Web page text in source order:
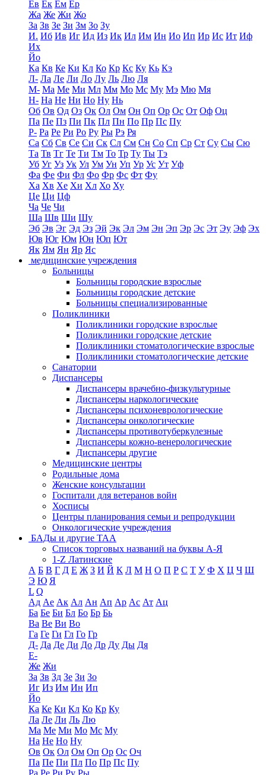
Ев Ек Ем Ер
Жа Же Жи Жо
За Зв Зе Зи Зм Зо Зу
И. Иб Ив Иг Ид Из Ик Ил Им Ин Ио Ип Ир Ис Ит Иф
Их
Йо
Ка Кв Ке Ки Кл Ко Кр Кс Ку Кь Кэ
Л- Ла Ле Ли Ло Лу Ль Лю Ля
М- Ма Ме Ми Мл Мм Мо Мс Му Мэ Мю Мя
Н- На Не Ни Но Ну Нь
Об Ов Од Оз Ок Ол Ом Он Оп Ор Ос От Оф Оц
Па Пе Пз Пи Пк Пл Пн По Пр Пс Пу
Р- Ра Ре Ри Ро Ру Ры Рэ Ря
Са Сб Св Се Си Ск Сл См Сн Со Сп Ср Ст Су Сы Сю
Та Тв Тг Те Ти Тм То Тр Ту Ты Тэ
Уб Уг Уз Ук Ул Ум Ун Уп Ур Ус Ут Уф
Фа Фе Фи Фл Фо Фр Фс Фт Фу
Ха Хв Хе Хи Хл Хо Ху
Це Ци Цф
Ча Че Чи
Ша Шв Ши Шу
Эб Эв Эг Эд Эз Эй Эк Эл Эм Эн Эп Эр Эс Эт Эу Эф Эх
Юв Юг Юм Юн Юп Ют
Як Ям Ян Яр Яс
медицинские учреждения
Больницы
Больницы городские взрослые
Больницы городские детские
Больницы специализированные
Поликлиники
Поликлиники городские взрослые
Поликлиники городские детские
Поликлиники стоматологические взрослые
Поликлиники стоматологические детские
Санатории
Диспансеры
Диспансеры врачебно-физкультурные
Диспансеры наркологические
Диспансеры психоневрологические
Диспансеры онкологические
Диспансеры противотуберкулезные
Диспансеры кожно-венерологические
Диспансеры другие
Медицинские центры
Родильные дома
Женские консультации
Госпитали для ветеранов войн
Хосписы
Центры планирования семьи и репродукции
Онкологические учреждения
БАДы и другие ТАА
Список торговых названий на буквы А-Я
1-Z Латинские
А Б В Г Д Е Ж З И Й К Л М Н О П Р С Т У Ф Х Ц Ч Ш
Э Ю Я
L Q
Ад Ае Ак Ал Ан Ап Ар Ас Ат Ац
Ба Бе Би Бл Бо Бр Бь
Ва Ве Ви Во
Га Ге Ги Гл Го Гр
Д- Да Де Ди До Др Ду Ды Дя
Е-
Же Жи
За Зв Зд Зе Зи Зо
Иг Из Им Ин Ип
Йо
Ка Ке Ки Кл Ко Кр Ку
Ла Ле Ли Ль Лю
Ма Ме Ми Мо Мс Му
На Не Но Ну
Ов Ок Ол Ом Оп Ор Ос Оч
Па Пе Пи Пл По Пр Пс Пу
Ра Ре Ри Ру Ры